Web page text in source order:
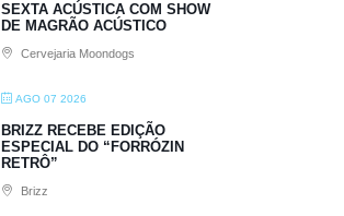
SEXTA ACÚSTICA COM SHOW
DE MAGRÃO ACÚSTICO
Cervejaria Moondogs
AGO 07 2026
BRIZZ RECEBE EDIÇÃO
ESPECIAL DO “FORRÓZIN
RETRÔ”
Brizz